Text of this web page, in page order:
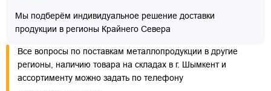
Мы подберём индивидуальное решение доставки
продукции в регионы Крайнего Севера
Все вопросы по поставкам металлопродукции в другие
регионы, наличию товара на складах в г. Шымкент и
ассортименту можно задать по телефону